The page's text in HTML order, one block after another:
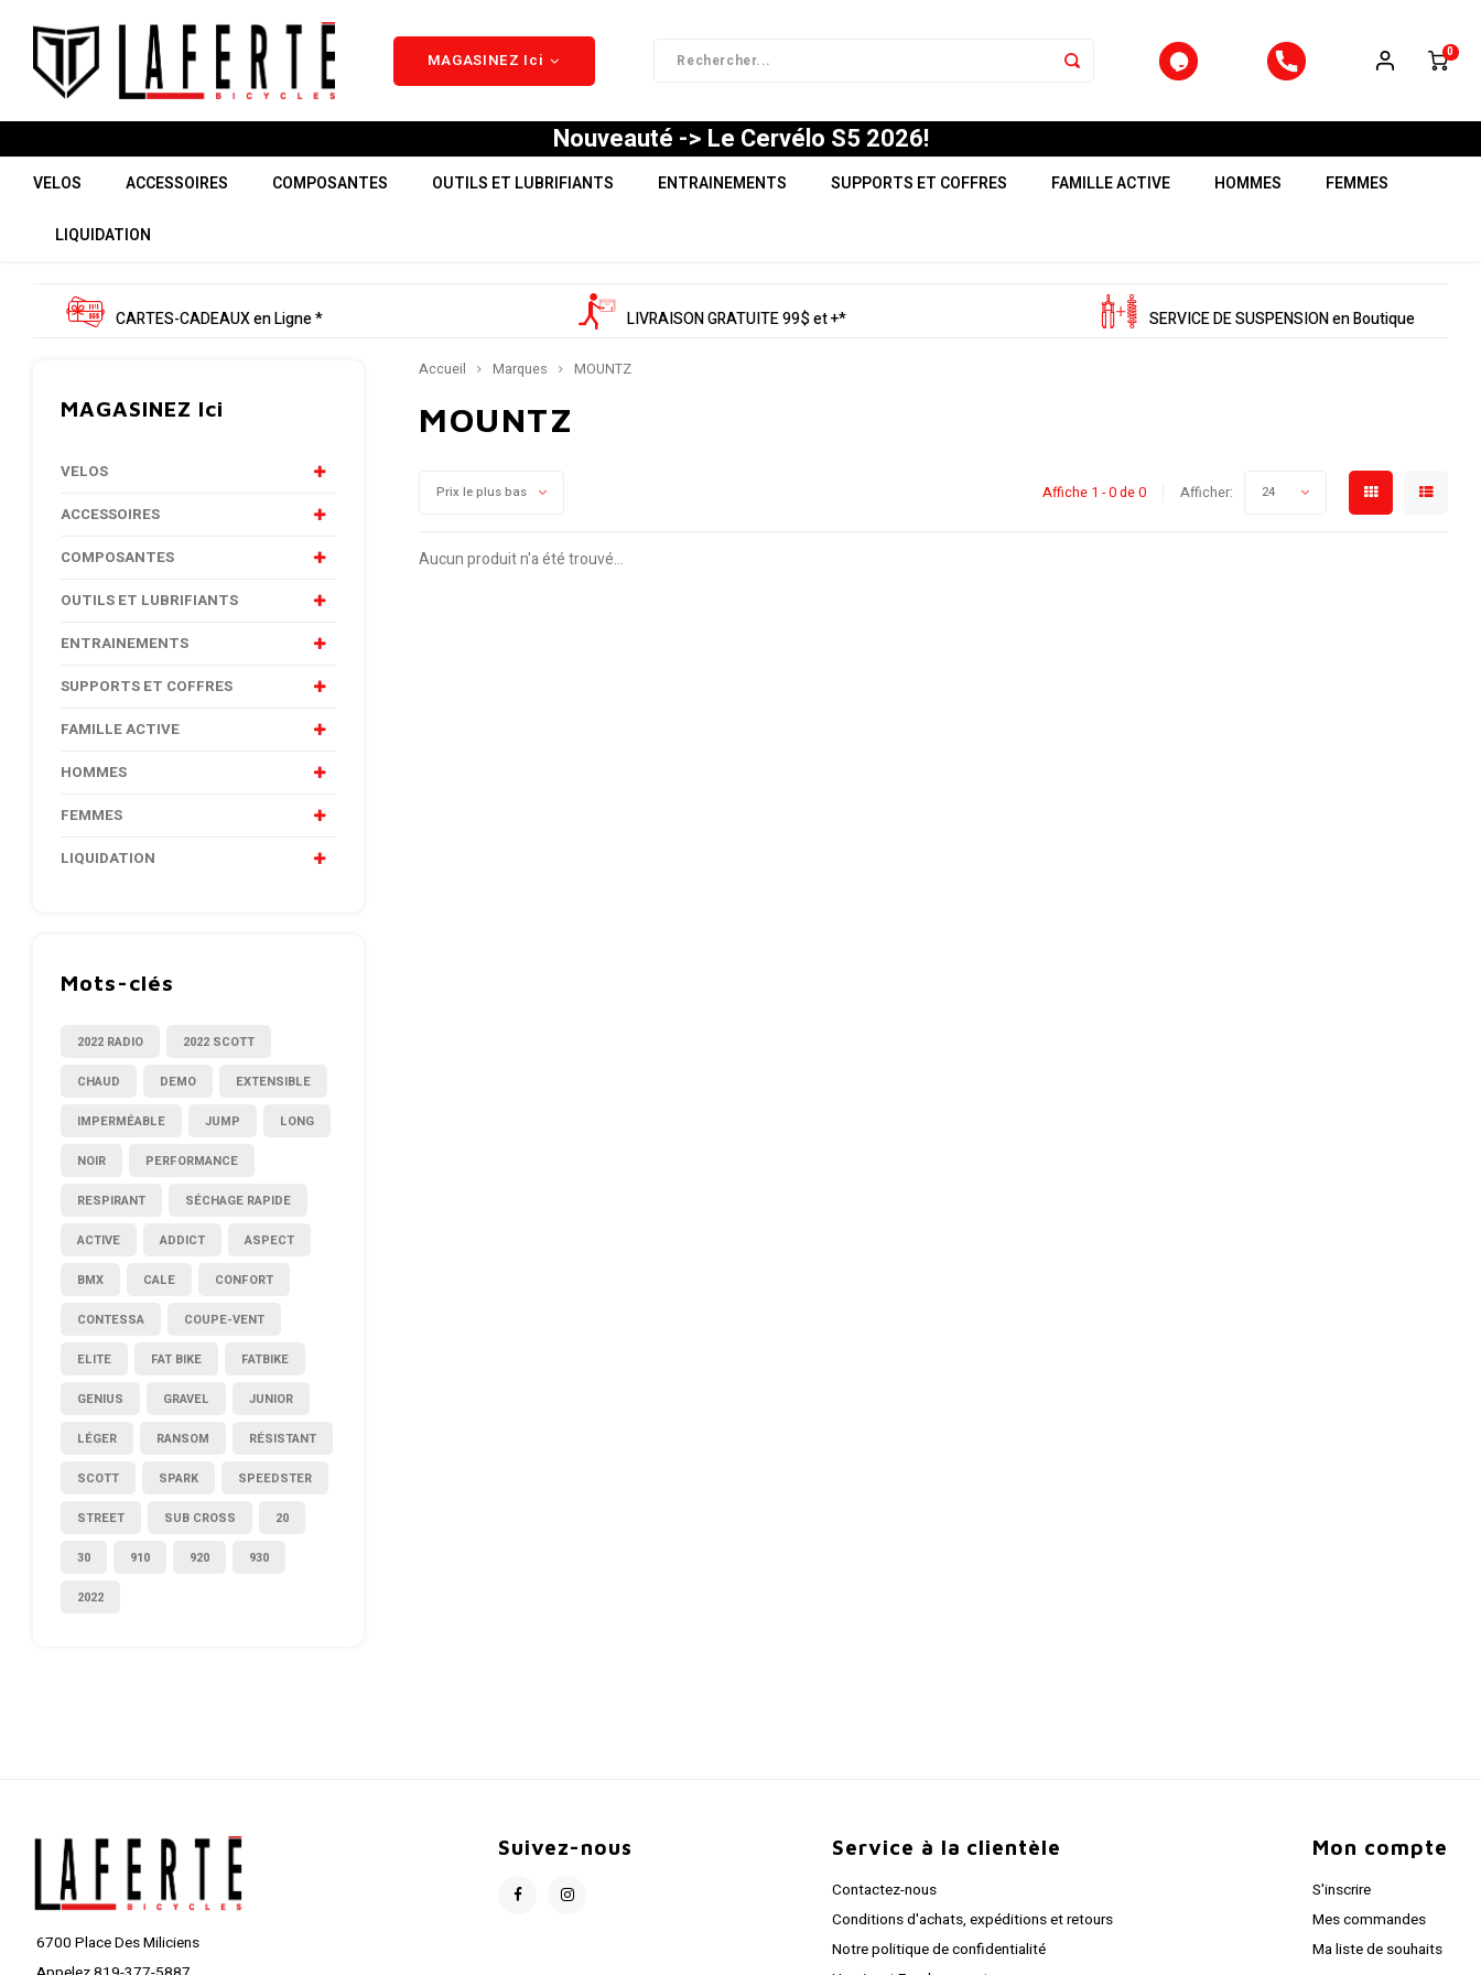
MAGASINEZ Ici 0
Nouveauté -> Le Cervélo S5 2026!
VELOS ACCESSOIRES COMPOSANTES OUTILS ET LUBRIFIANTS ENTRAINEMENTS SUPPORTS ET COFFRES FAMILLE ACTIVE HOMMES FEMMES
LIQUIDATION
CARTES-CADEAUX en Ligne * LIVRAISON GRATUITE 99$ et +* SERVICE DE SUSPENSION en Boutique
MAGASINEZ Ici
VELOS
ACCESSOIRES
COMPOSANTES
OUTILS ET LUBRIFIANTS
ENTRAINEMENTS
SUPPORTS ET COFFRES
FAMILLE ACTIVE
HOMMES
FEMMES
LIQUIDATION
Mots-clés
2022 RADIO 2022 SCOTT
CHAUD DEMO EXTENSIBLE
IMPERMÉABLE JUMP LONG
NOIR PERFORMANCE
RESPIRANT SÉCHAGE RAPIDE
ACTIVE ADDICT ASPECT
BMX CALE CONFORT
CONTESSA COUPE-VENT
ELITE FAT BIKE FATBIKE
GENIUS GRAVEL JUNIOR
LÉGER RANSOM RÉSISTANT
SCOTT SPARK SPEEDSTER
STREET SUB CROSS 20
30 910 920 930
2022
Accueil Marques MOUNTZ
MOUNTZ
Prix le plus bas Affiche 1 - 0 de 0 Afficher: 24
Aucun produit n'a été trouvé...
6700 Place Des Miliciens
Suivez-nous Service à la clientèle
Contactez-nous
Conditions d'achats, expéditions et retours
Notre politique de confidentialité
Mon compte
S'inscrire
Mes commandes
Ma liste de souhaits